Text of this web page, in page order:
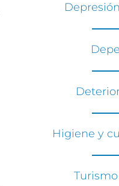
Higiene y
Turismo